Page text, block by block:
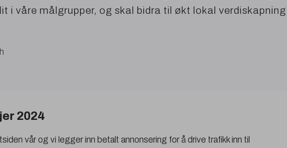
i våre målgrupper, og skal bidra til økt lokal
2024
vår og vi legger inn betalt annonsering for å drive trafikk inn til